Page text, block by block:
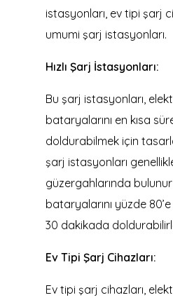
istasyonları, ev tipi şarj
umumi şarj istasyonları.
Hızlı Şarj İstasyonları:
Bu şarj istasyonları,
bataryalarını en kısa
doldurabilmek için
şarj istasyonları
güzergahlarında
bataryalarını yüzde
30 dakikada
Ev Tipi Şarj Cihazları:
Ev tipi şarj cihazları,